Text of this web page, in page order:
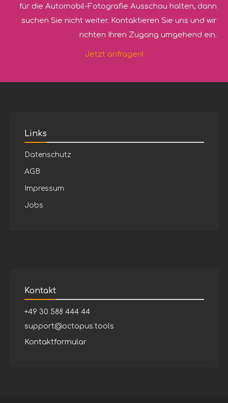
für die Automobil-Fotografie Ausschau halten, dann
suchen Sie nicht weiter. Kontaktieren Sie uns und wir
richten Ihren Zugang umgehend ein.
Jetzt anfragen!
Links
Datenschutz
AGB
Impressum
Jobs
Kontakt
+49 30 588 444 44
support@octopus.tools
Kontaktformular